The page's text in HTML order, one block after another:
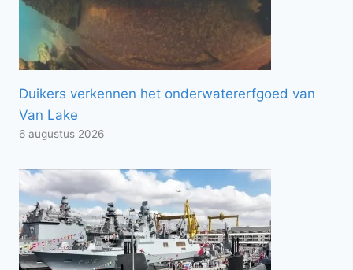
Duikers verkennen het onderwatererfgoed van
Van Lake
6 augustus 2026